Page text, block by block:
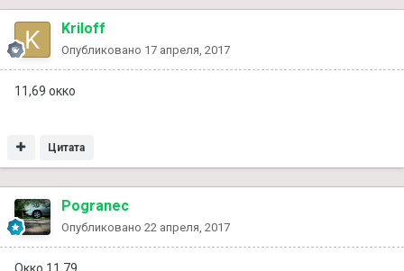
Kriloff
Опубликовано 17 апреля, 2017
11,69 окко
Цитата
Pogranec
Опубликовано 22 апреля, 2017